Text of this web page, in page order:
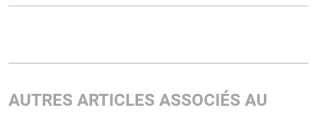
AUTRES ARTICLES ASSOCIÉS AU